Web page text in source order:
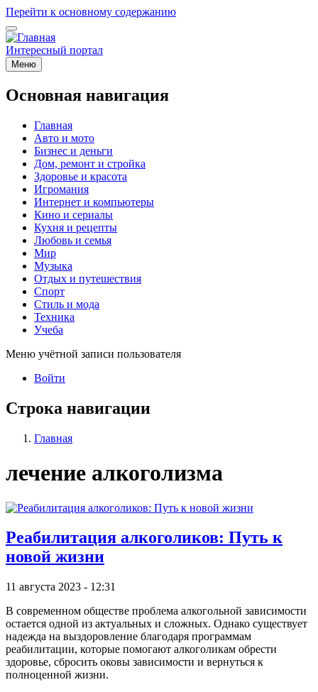
Перейти к основному содержанию
Интересный портал
Меню
Основная навигация
Главная
Авто и мото
Бизнес и деньги
Дом, ремонт и стройка
Здоровье и красота
Игромания
Интернет и компьютеры
Кино и сериалы
Кухня и рецепты
Любовь и семья
Мир
Музыка
Отдых и путешествия
Спорт
Стиль и мода
Техника
Учеба
Меню учётной записи пользователя
Войти
Строка навигации
Главная
лечение алкоголизма
Реабилитация алкоголиков: Путь к
новой жизни
11 августа 2023 - 12:31
В современном обществе проблема алкогольной зависимости
остается одной из актуальных и сложных. Однако существует
надежда на выздоровление благодаря программам
реабилитации, которые помогают алкоголикам обрести
здоровье, сбросить оковы зависимости и вернуться к
полноценной жизни.